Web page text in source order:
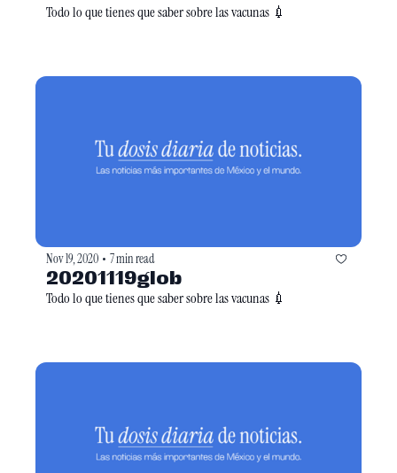
Todo lo que tienes que saber sobre las vacunas 💉
Nov 19, 2020 • 7 min read
20201119glob
Todo lo que tienes que saber sobre las vacunas 💉